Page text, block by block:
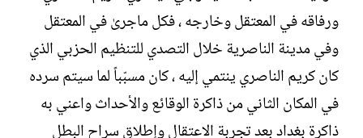
ورفاقه في المعتقل وخارجه ، فكل ماجرىٰ في المعتقل
وفي مدينة الناصرية خلال التصدي للتنظيم الحزبي الذي
كان كريم الناصري ينتمي إليه ، كان مسبّباً لما سيتم سرده
في المكان الثاني من ذاكرة الوقائع والأحداث واعني به
ذاكرة بغداد بعد تجربة الاعتقال وإطلاق سراح البطل